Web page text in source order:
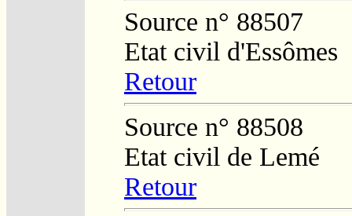
Source n° 88507
Etat civil d'Essômes
Retour
Source n° 88508
Etat civil de Lemé
Retour